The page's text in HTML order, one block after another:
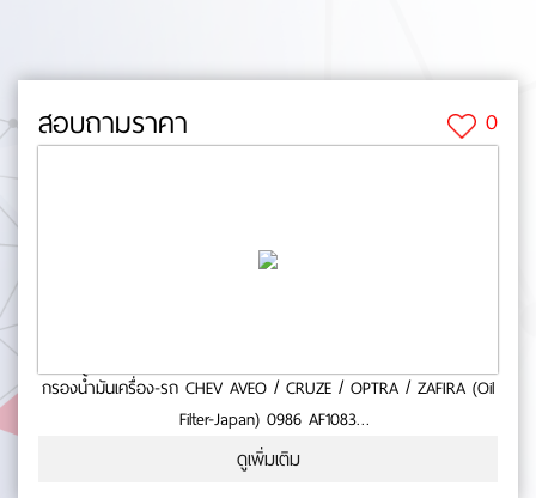
สอบถามราคา 0
กรองน้ำมันเครื่อง-รถ CHEV AVEO / CRUZE / OPTRA / ZAFIRA (Oil
Filter-Japan) 0986 AF1083
มาตารฐาน BOSCH No.0-55-77
ดูเพิ่มเติม